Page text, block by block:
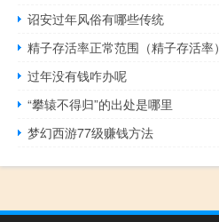
诏安过年风俗有哪些传统
精子存活率正常范围（精子存活率）
过年没有钱咋办呢
“攀辕不得归”的出处是哪里
梦幻西游77级赚钱方法